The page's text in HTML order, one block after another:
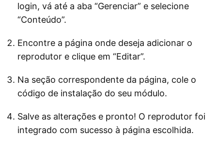
login, vá até a aba “Gerenciar” e selecione
“Conteúdo”.
Encontre a página onde deseja adicionar o
reprodutor e clique em “Editar”.
Na seção correspondente da página, cole o
código de instalação do seu módulo.
Salve as alterações e pronto! O reprodutor foi
integrado com sucesso à página escolhida.